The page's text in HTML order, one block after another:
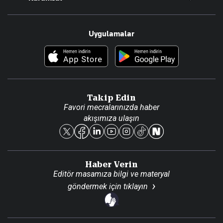
Resmî Ilanlar
Foto Haber
Hakkımızda
Künye
Reklam Ver
Uygulamalar
Takip Edin
Favori mecralarınızda haber
akışımıza ulaşın
Haber Verin
Editör masamıza bilgi ve materyal
göndermek için tıklayın